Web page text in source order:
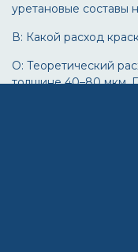
уретановые составы
В: Какой расход
О: Теоретический
толщине 40–80 мкм.
Нужна помощь с
Обратитесь к